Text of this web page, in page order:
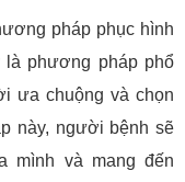
pháp phục hình
là phương pháp phổ
ưa chuộng và chọn
này, người bệnh sẽ
mình và mang đến